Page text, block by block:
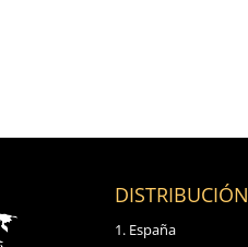
DISTRIBUCIÓN
España